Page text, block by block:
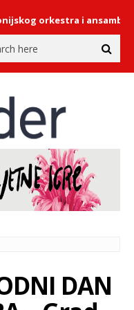
orkestra i ansambla
DAN